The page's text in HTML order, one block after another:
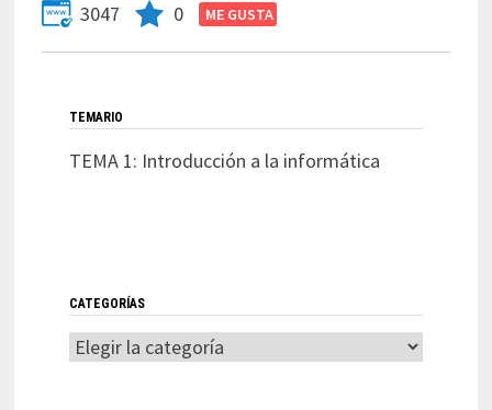
3047 0
TEMARIO
TEMA 1: Introducción a la informática
CATEGORÍAS
Categorías